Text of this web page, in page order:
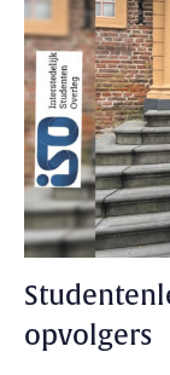
opvolgers